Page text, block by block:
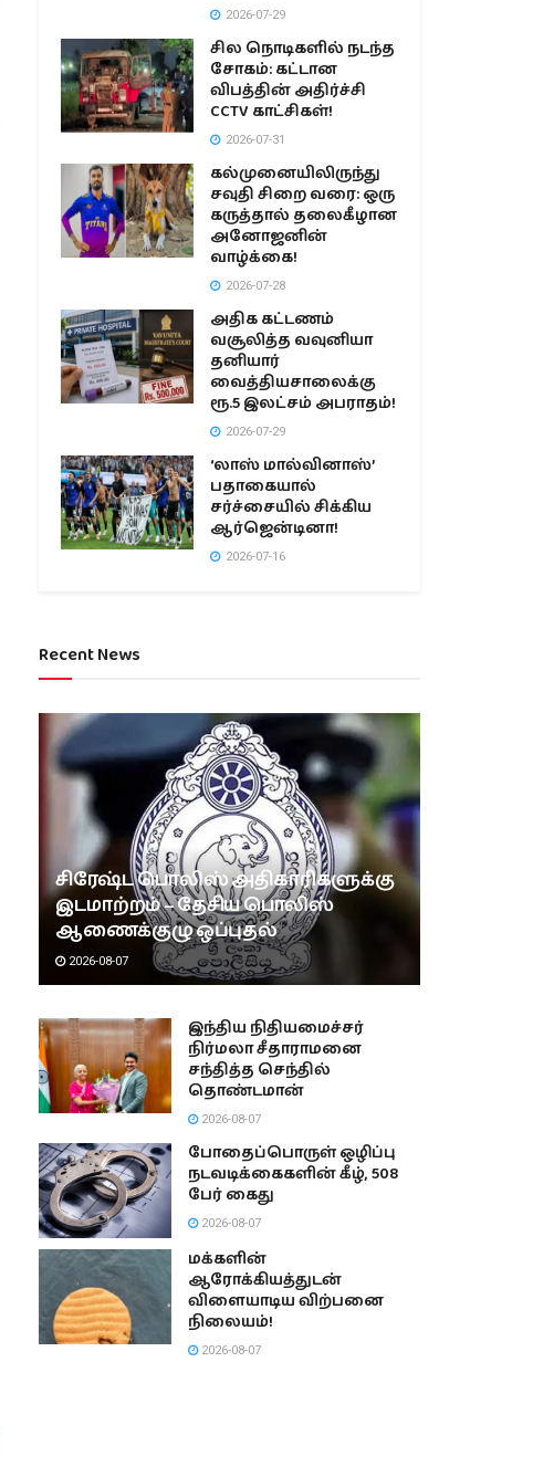
2026-07-29
சில நொடிகளில் நடந்த
சோகம்: கட்டான
விபத்தின் அதிர்ச்சி
CCTV காட்சிகள்!
2026-07-31
கல்முனையிலிருந்து
சவுதி சிறை வரை: ஒரு
கருத்தால் தலைகீழான
அனோஜனின்
வாழ்க்கை!
2026-07-28
அதிக கட்டணம்
வசூலித்த வவுனியா
தனியார்
வைத்தியசாலைக்கு
ரூ.5 இலட்சம் அபராதம்!
2026-07-29
‘லாஸ் மால்வினாஸ்’
பதாகையால்
சர்ச்சையில் சிக்கிய
ஆர்ஜென்டினா!
2026-07-16
Recent News
சிரேஷ்ட பொலிஸ் அதிகாரிகளுக்கு
இடமாற்றம் – தேசிய பொலிஸ்
ஆணைக்குழு ஒப்புதல்
2026-08-07
இந்திய நிதியமைச்சர்
நிர்மலா சீதாராமனை
சந்தித்த செந்தில்
தொண்டமான்
2026-08-07
போதைப்பொருள் ஒழிப்பு
நடவடிக்கைகளின் கீழ், 508
பேர் கைது
2026-08-07
மக்களின்
ஆரோக்கியத்துடன்
விளையாடிய விற்பனை
நிலையம்!
2026-08-07